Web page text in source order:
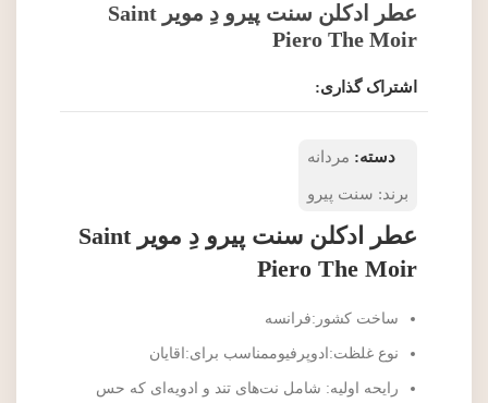
عطر ادکلن سنت پیرو دِ مویر Saint
Piero The Moir
اشتراک گذاری:
دسته: مردانه
برند: سنت پیرو
عطر ادکلن سنت پیرو دِ مویر Saint
Piero The Moir
ساخت کشور:فرانسه
نوع غلظت:ادوپرفیوممناسب برای:اقایان
رایحه اولیه: شامل نت‌های تند و ادویه‌ای که حس